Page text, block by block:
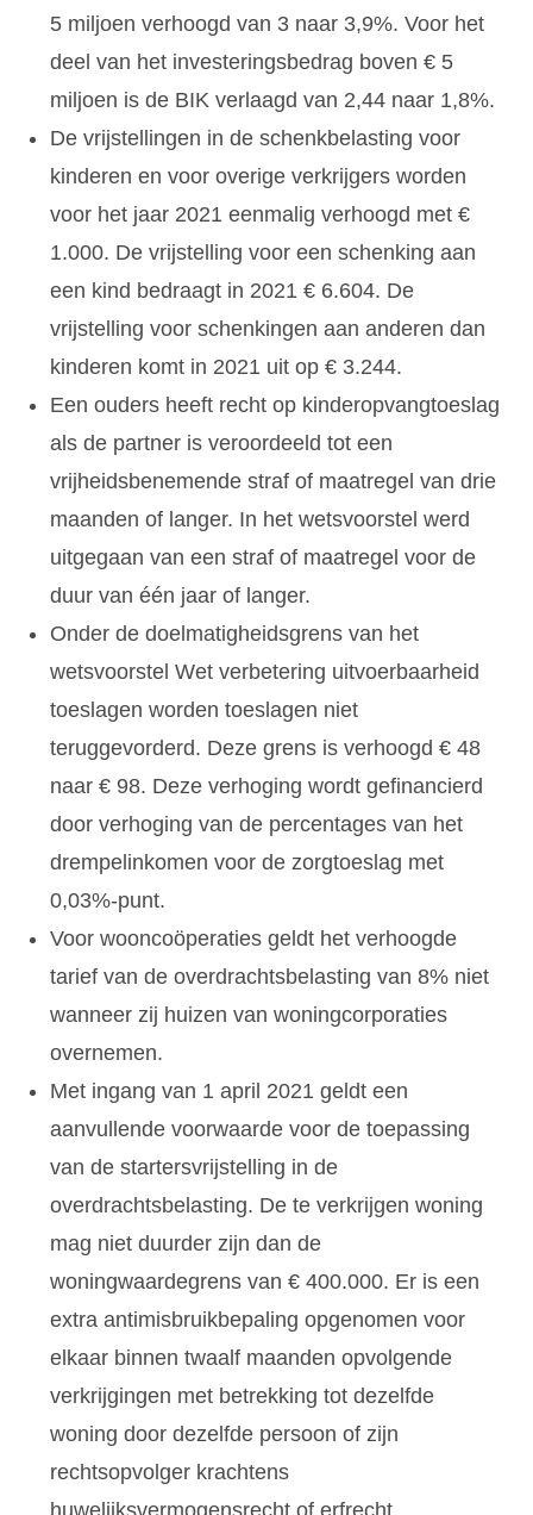
5 miljoen verhoogd van 3 naar 3,9%. Voor het
deel van het investeringsbedrag boven € 5
miljoen is de BIK verlaagd van 2,44 naar 1,8%.
De vrijstellingen in de schenkbelasting voor
kinderen en voor overige verkrijgers worden
voor het jaar 2021 eenmalig verhoogd met €
1.000. De vrijstelling voor een schenking aan
een kind bedraagt in 2021 € 6.604. De
vrijstelling voor schenkingen aan anderen dan
kinderen komt in 2021 uit op € 3.244.
Een ouders heeft recht op kinderopvangtoeslag
als de partner is veroordeeld tot een
vrijheidsbenemende straf of maatregel van drie
maanden of langer. In het wetsvoorstel werd
uitgegaan van een straf of maatregel voor de
duur van één jaar of langer.
Onder de doelmatigheidsgrens van het
wetsvoorstel Wet verbetering uitvoerbaarheid
toeslagen worden toeslagen niet
teruggevorderd. Deze grens is verhoogd € 48
naar € 98. Deze verhoging wordt gefinancierd
door verhoging van de percentages van het
drempelinkomen voor de zorgtoeslag met
0,03%-punt.
Voor wooncoöperaties geldt het verhoogde
tarief van de overdrachtsbelasting van 8% niet
wanneer zij huizen van woningcorporaties
overnemen.
Met ingang van 1 april 2021 geldt een
aanvullende voorwaarde voor de toepassing
van de startersvrijstelling in de
overdrachtsbelasting. De te verkrijgen woning
mag niet duurder zijn dan de
woningwaardegrens van € 400.000. Er is een
extra antimisbruikbepaling opgenomen voor
elkaar binnen twaalf maanden opvolgende
verkrijgingen met betrekking tot dezelfde
woning door dezelfde persoon of zijn
rechtsopvolger krachtens